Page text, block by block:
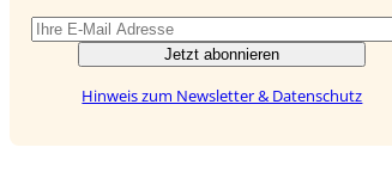
Jetzt abonnieren
Hinweis zum Newsletter & Datenschutz